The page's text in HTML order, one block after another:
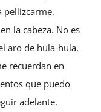
pellizcarme,
la cabeza. No es
aro de hula-hula,
recuerdan en
que puedo
adelante.